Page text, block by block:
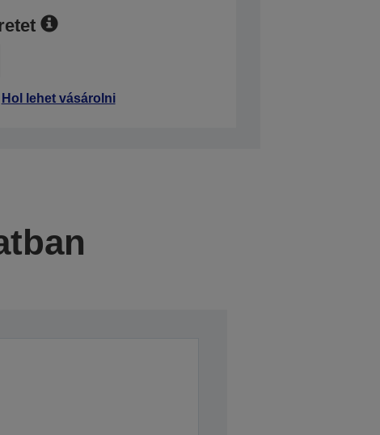
Hol lehet vásárolni